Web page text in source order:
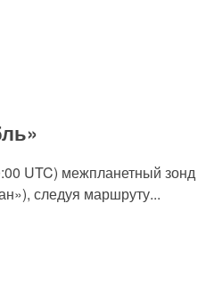
UTC) межпланетный зонд
следуя маршруту...